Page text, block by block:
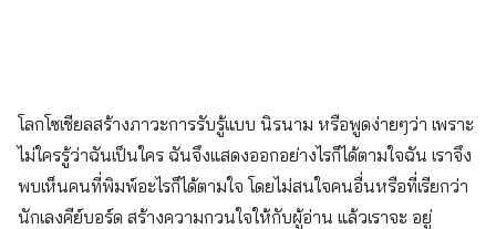
โลกโซเชียลสร้างภาวะการรับรู้แบบ นิรนาม หรือพูดง่ายๆว่า เพราะ
ไม่ใครรู้ว่าฉันเป็นใคร ฉันจึงแสดงออกอย่างไรก็ได้ตามใจฉัน เราจึง
พบเห็นคนที่พิมพ์อะไรก็ได้ตามใจ โดยไม่สนใจคนอื่นหรือที่เรียกว่า
นักเลงคีย์บอร์ด สร้างความกวนใจให้กับผู้อ่าน แล้วเราจะ อยู่